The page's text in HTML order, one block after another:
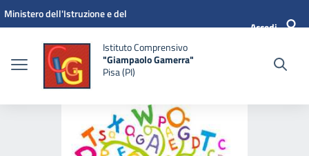
Vai ai contenuti
Vai al menu di navigazione
Vai al footer
Ministero dell'Istruzione e del
Accedi
Istituto Comprensivo
"Giampaolo Gamerra"
Pisa (PI)